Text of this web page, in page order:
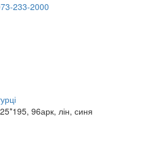
233-2000
96арк, лін, синя